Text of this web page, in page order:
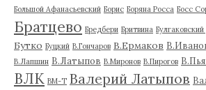
Большой Афанасьевский Борис Боряна Росса Босс
Братцево Бредбери Бритвина
Бутко Буцкий В.Гончаров В.Ермаков
В.Лапшин В.Латыпов В.Миронов В.Пирогов
ВЛК ВМ-Т Валерий Латыпов